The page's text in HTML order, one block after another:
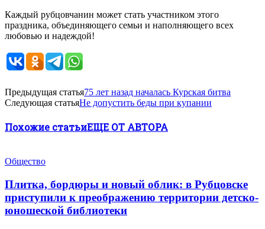
Каждый рубцовчанин может стать участником этого
праздника, объединяющего семьи и наполняющего всех
любовью и надеждой!
Предыдущая статья75 лет назад началась Курская битва
Следующая статьяНе допустить беды при купании
Похожие статьиЕЩЕ ОТ АВТОРА
Общество
Плитка, бордюры и новый облик: в Рубцовске
приступили к преображению территории детско-
юношеской библиотеки